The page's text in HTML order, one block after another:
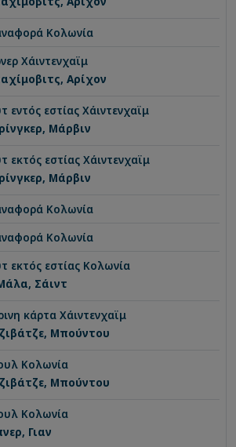
Κολωνία
Χάιντενχαϊμ
Αρίχον
εντός εστίας Χάιντενχαϊμ
Μάρβιν
εκτός εστίας Χάιντενχαϊμ
Μάρβιν
Κολωνία
Κολωνία
εκτός εστίας Κολωνία
Σάιντ
κάρτα Χάιντενχαϊμ
Μπούντου
Κολωνία
Μπούντου
Κολωνία
Γιαν